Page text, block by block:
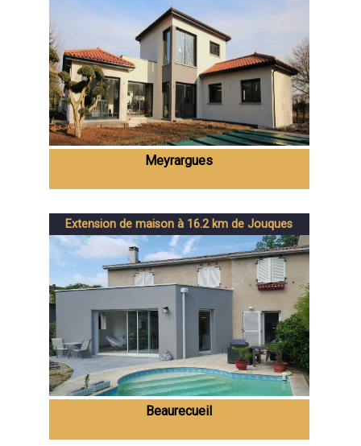
Meyrargues
Extension de maison à 16.2 km de Jouques
Beaurecueil